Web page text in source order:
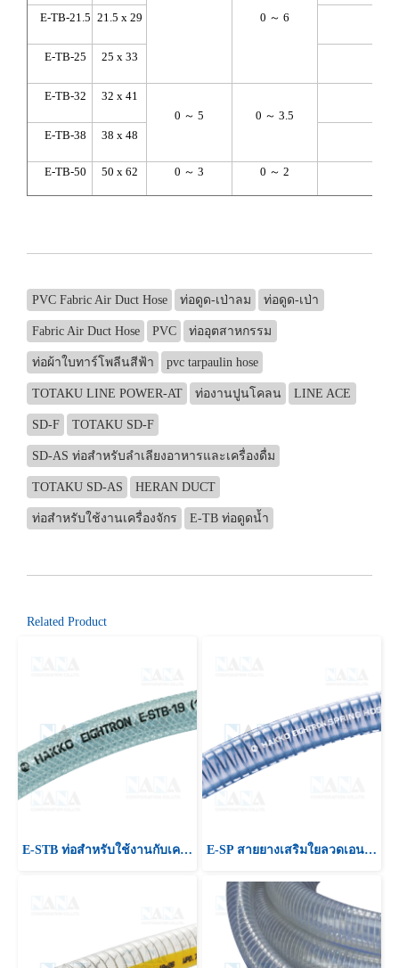
0 ～ 6
E-TB-21.5 21.5 x 29
E-TB-25 25 x 33
E-TB-32
32 x 41
0 ～ 5
0 ～ 3.5
E-TB-38 38 x 48
E-TB-50 50 x 62 0 ～ 3 0 ～ 2
PVC Fabric Air Duct Hose ท่อดูด-เป่าลม ท่อดูด-เป่า
Fabric Air Duct Hose PVC ท่ออุตสาหกรรม
ท่อผ้าใบทาร์โพลีนสีฟ้า pvc tarpaulin hose
TOTAKU LINE POWER-AT ท่องานปูนโคลน LINE ACE
SD-F TOTAKU SD-F
SD-AS ท่อสำหรับลำเลียงอาหารและเครื่องดื่ม
TOTAKU SD-AS HERAN DUCT
ท่อสำหรับใช้งานเครื่องจักร E-TB ท่อดูดน้ำ
Related Product
E-STB ท่อสำหรับใช้งานกับเครื่องจักร,ท่อส่งน้ำมัน,ท่อดูดน้ำมัน E-SP สายยางเสริมใยลวดเอนกประสงค์ ท่อลำเลียงน้ำ สารเคมี น้ำมัน ท่อลำเลียงผงแป้ง ท่อลำเลียงลม